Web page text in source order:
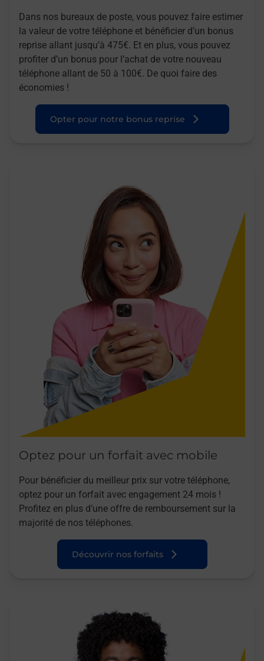
Dans nos bureaux de poste, vous pouvez faire estimer
la valeur de votre téléphone et bénéficier d’un bonus
reprise allant jusqu’à 475€. Et en plus, vous pouvez
profiter d’un bonus pour l’achat de votre nouveau
téléphone allant de 50 à 100€. De quoi faire des
économies !
Opter pour notre bonus reprise
Optez pour un forfait avec mobile
Pour bénéficier du meilleur prix sur votre téléphone,
optez pour un forfait avec engagement 24 mois !
Profitez en plus d’une offre de remboursement sur la
majorité de nos téléphones.
Découvrir nos forfaits